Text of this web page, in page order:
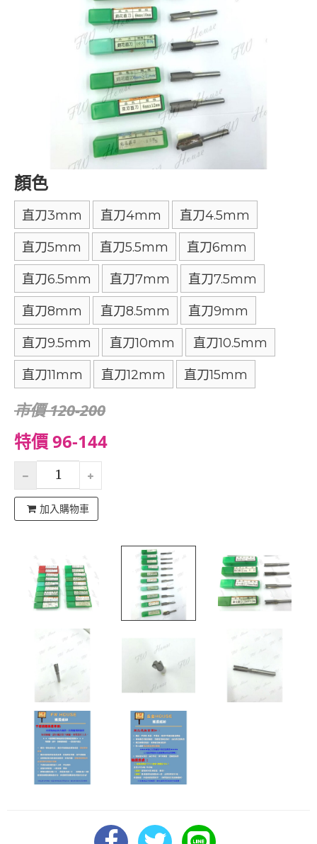
顏色
直刀3mm 直刀4mm 直刀4.5mm
直刀5mm 直刀5.5mm 直刀6mm
直刀6.5mm 直刀7mm 直刀7.5mm
直刀8mm 直刀8.5mm 直刀9mm
直刀9.5mm 直刀10mm 直刀10.5mm
直刀11mm 直刀12mm 直刀15mm
市價 120-200
特價 96-144
加入購物車